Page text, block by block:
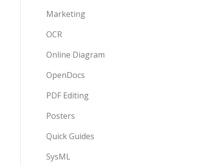
Marketing
OCR
Online Diagram
OpenDocs
PDF Editing
Posters
Quick Guides
SysML